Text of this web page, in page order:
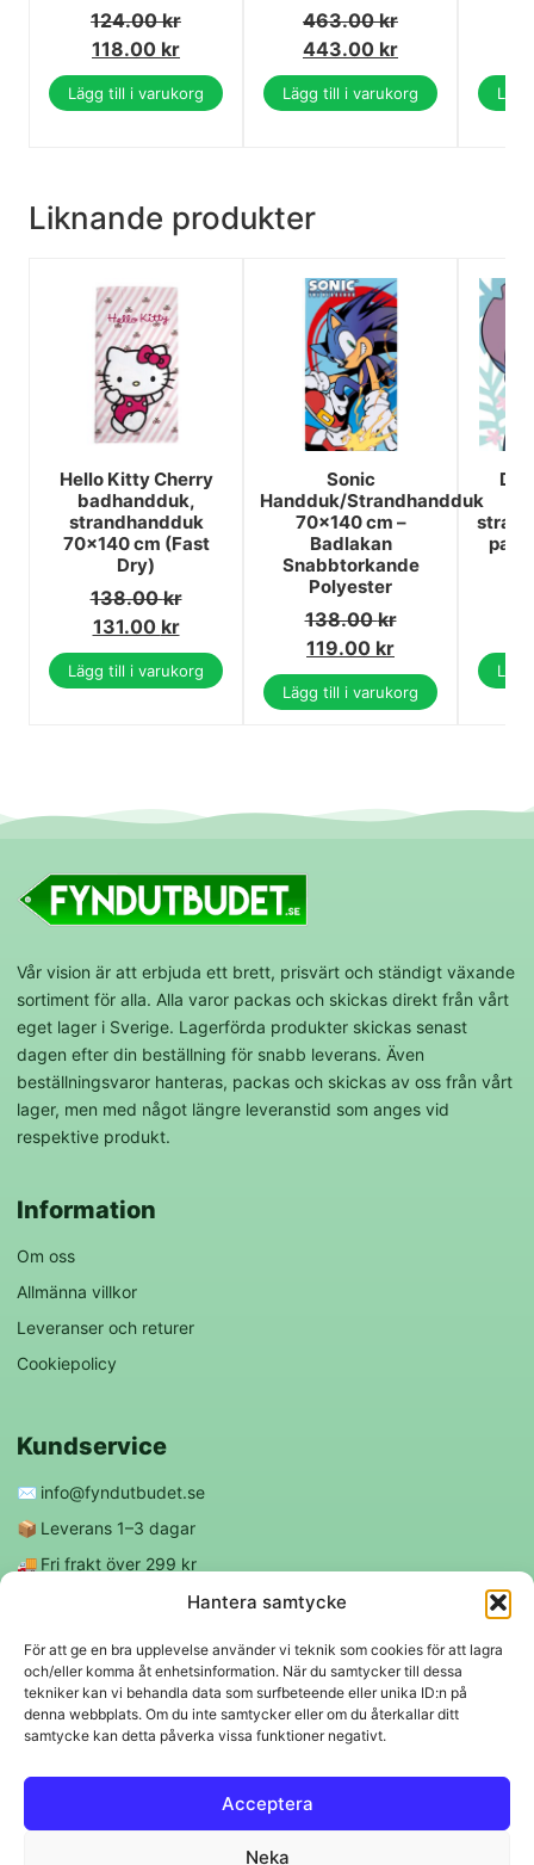
Hantera samtycke
För att ge en bra upplevelse använder vi teknik som cookies för att lagra
och/eller komma åt enhetsinformation. När du samtycker till dessa
tekniker kan vi behandla data som surfbeteende eller unika ID:n på
denna webbplats. Om du inte samtycker eller om du återkallar ditt
samtycke kan detta påverka vissa funktioner negativt.
Acceptera
Neka
124.00kr
118.00 kr
Lägg till i varukorg
463.00kr
443.00 kr
Lägg till i varukorg
Liknande produkter
Hello Kitty Cherry
badhandduk,
strandhandduk
70x140 cm (Fast
Dry)
138.00kr
131.00 kr
Lägg till i varukorg
Sonic
Handduk/Strandhandduk
70x140 cm –
Badlakan
Snabbtorkande
Polyester
138.00kr
119.00 kr
Lägg till i varukorg
Vår vision är att erbjuda ett brett, prisvärt och ständigt växande
sortiment för alla. Alla varor packas och skickas direkt från vårt
eget lager i Sverige. Lagerförda produkter skickas senast
dagen efter din beställning för snabb leverans. Även
beställningsvaror hanteras, packas och skickas av oss från vårt
lager, men med något längre leveranstid som anges vid
respektive produkt.
Information
Om oss
Allmänna villkor
Leveranser och returer
Cookiepolicy
Kundservice
✉️ info@fyndutbudet.se
📦 Leverans 1–3 dagar
🚚 Fri frakt över 299 kr
Följ oss
f ◎
Trygga betalningar